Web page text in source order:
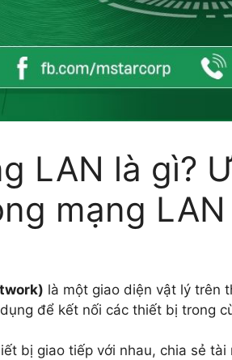
LAN là gì?
mạng LAN
là một giao diện vật lý trên
để kết nối các thiết bị trong
bị giao tiếp với nhau, chia sẻ